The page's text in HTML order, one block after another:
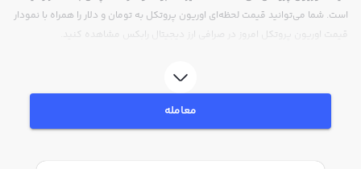
است. شما می‌توانید قیمت لحظه‌ای اوریون پروتکل به تومان و دلار را همراه با نمودار
قیمت اوریون پروتکل امروز در صرافی ارز دیجیتال رابکس مشاهده کنید.
معامله